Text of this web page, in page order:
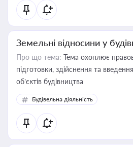
Земельні відносини у
Про що тема: Тема охоплює
підготовки, здійснення та
об’єктів будівництва
Будівельна діяльність